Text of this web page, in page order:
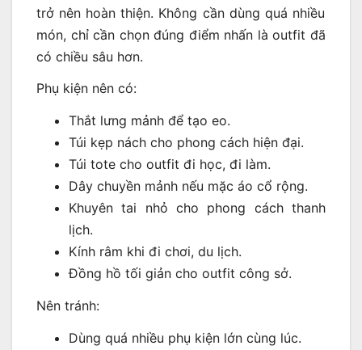
trở nên hoàn thiện. Không cần dùng quá nhiều
món, chỉ cần chọn đúng điểm nhấn là outfit đã
có chiều sâu hơn.
Phụ kiện nên có:
Thắt lưng mảnh để tạo eo.
Túi kẹp nách cho phong cách hiện đại.
Túi tote cho outfit đi học, đi làm.
Dây chuyền mảnh nếu mặc áo cổ rộng.
Khuyên tai nhỏ cho phong cách thanh
lịch.
Kính râm khi đi chơi, du lịch.
Đồng hồ tối giản cho outfit công sở.
Nên tránh:
Dùng quá nhiều phụ kiện lớn cùng lúc.